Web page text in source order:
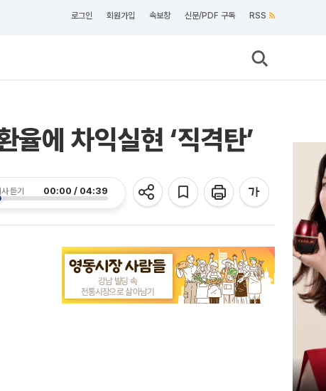
로그인 회원가입 속보창 신문/PDF 구독 RSS
에 차익실현 ‘직격탄’
듣기 00:00 / 04:39